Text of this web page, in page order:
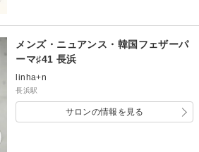
メンズ・ニュアンス・韓国フェザーパ
ーマ♯41 長浜
linha+n
長浜駅
サロンの情報を見る